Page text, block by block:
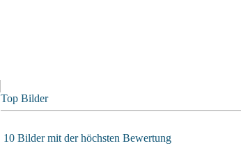
Top Bilder
10 Bilder mit der höchsten Bewertung